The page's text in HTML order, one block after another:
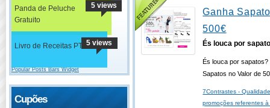
Panda de Peluche
Gratuito
5 views
Livro de Receitas PT 5 views
Popular Posts Bars Widget
Cupões
Ganha
500€
És louca por
És louca por
Sapatos no Valor de
7Contrastes -
promoções referentes